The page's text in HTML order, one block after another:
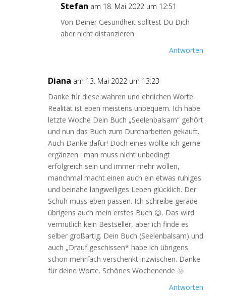
Stefan am 18. Mai 2022 um 12:51
Von Deiner Gesundheit solltest Du Dich
aber nicht distanzieren
Antworten
Diana am 13. Mai 2022 um 13:23
Danke für diese wahren und ehrlichen Worte.
Realität ist eben meistens unbequem. Ich habe
letzte Woche Dein Buch „Seelenbalsam“ gehört
und nun das Buch zum Durcharbeiten gekauft.
Auch Danke dafür! Doch eines wollte ich gerne
ergänzen : man muss nicht unbedingt
erfolgreich sein und immer mehr wollen,
manchmal macht einen auch ein etwas ruhiges
und beinahe langweiliges Leben glücklich. Der
Schuh muss eben passen. Ich schreibe gerade
übrigens auch mein erstes Buch 😉. Das wird
vermutlich kein Bestseller, aber ich finde es
selber großartig. Dein Buch (Seelenbalsam) und
auch „Drauf geschissen* habe ich übrigens
schon mehrfach verschenkt inzwischen. Danke
für deine Worte. Schönes Wochenende 🌞
Antworten